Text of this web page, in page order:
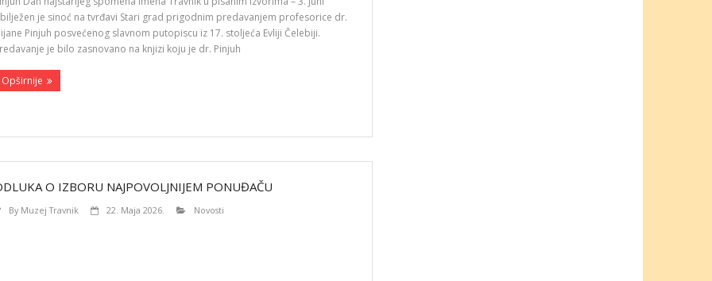
je sinoć na tvrđavi Stari grad prigodnim predavanjem profesorice dr.
Pinjuh posvećenog slavnom putopiscu iz 17. stoljeća Evliji Čelebiji.
je bilo zasnovano na knjizi koju je dr. Pinjuh
Opširnije
O IZBORU NAJPOVOLJNIJEM PONUĐAČU
By Muzej Travnik 22. Maja 2026. Novosti